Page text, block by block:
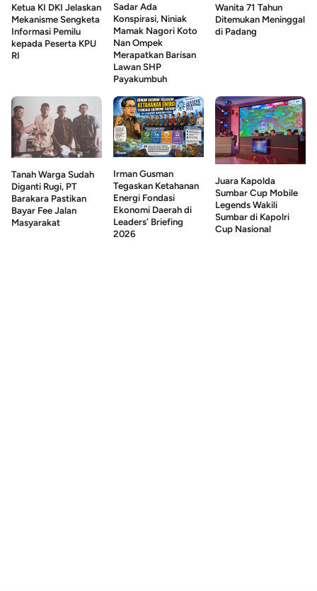
Ketua KI DKI Jelaskan
Mekanisme Sengketa
Informasi Pemilu
kepada Peserta KPU
RI
Sadar Ada
Konspirasi, Niniak
Mamak Nagori Koto
Nan Ompek
Merapatkan Barisan
Lawan SHP
Payakumbuh
Wanita 71 Tahun
Ditemukan Meninggal
di Padang
Tanah Warga Sudah
Diganti Rugi, PT
Barakara Pastikan
Bayar Fee Jalan
Masyarakat
Irman Gusman
Tegaskan Ketahanan
Energi Fondasi
Ekonomi Daerah di
Leaders’ Briefing
2026
Juara Kapolda
Sumbar Cup Mobile
Legends Wakili
Sumbar di Kapolri
Cup Nasional